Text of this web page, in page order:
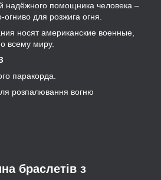
надёжного помощника человека –
огниво для розжига огня.
носят американские военные,
всему миру.
паракорда.
розпалювання вогню
браслетів з